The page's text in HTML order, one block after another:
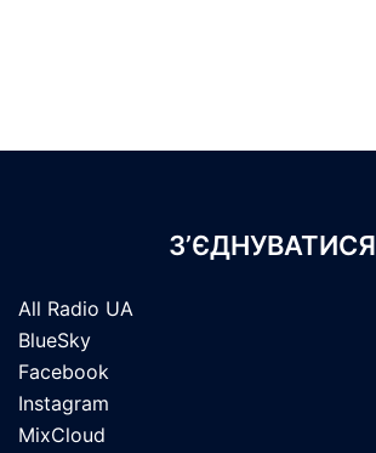
З’ЄДНУВАТИСЯ
All Radio UA
BlueSky
Facebook
Instagram
MixCloud